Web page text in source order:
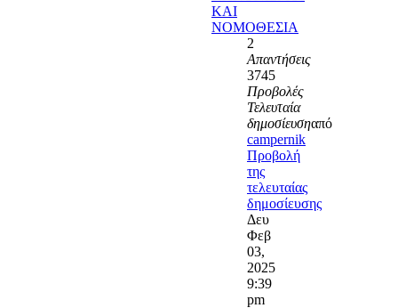
ΚΑΙ
ΝΟΜΟΘΕΣΙΑ
2
Απαντήσεις
3745
Προβολές
Τελευταία
δημοσίευσηαπό
campernik
Προβολή
της
τελευταίας
δημοσίευσης
Δευ
Φεβ
03,
2025
9:39
pm